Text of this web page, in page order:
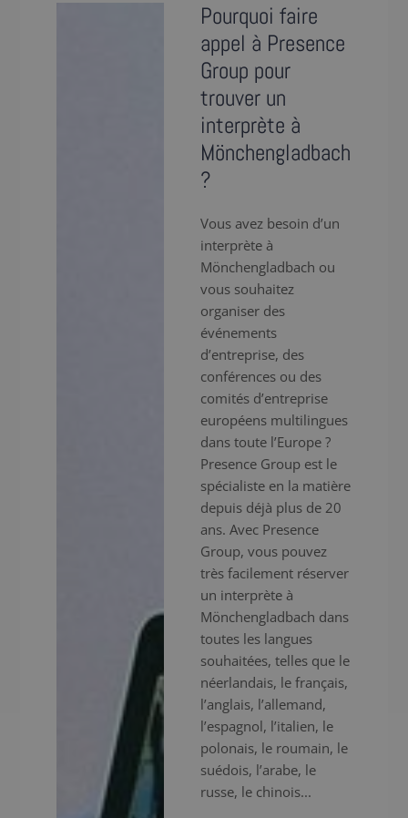
Pourquoi faire
appel à Presence
Group pour
trouver un
interprète à
Mönchengladbach
?
Vous avez besoin d’un
interprète à
Mönchengladbach ou
vous souhaitez
organiser des
événements
d’entreprise, des
conférences ou des
comités d’entreprise
européens multilingues
dans toute l’Europe ?
Presence Group est le
spécialiste en la matière
depuis déjà plus de 20
ans. Avec Presence
Group, vous pouvez
très facilement réserver
un interprète à
Mönchengladbach dans
toutes les langues
souhaitées, telles que le
néerlandais, le français,
l’anglais, l’allemand,
l’espagnol, l’italien, le
polonais, le roumain, le
suédois, l’arabe, le
russe, le chinois...